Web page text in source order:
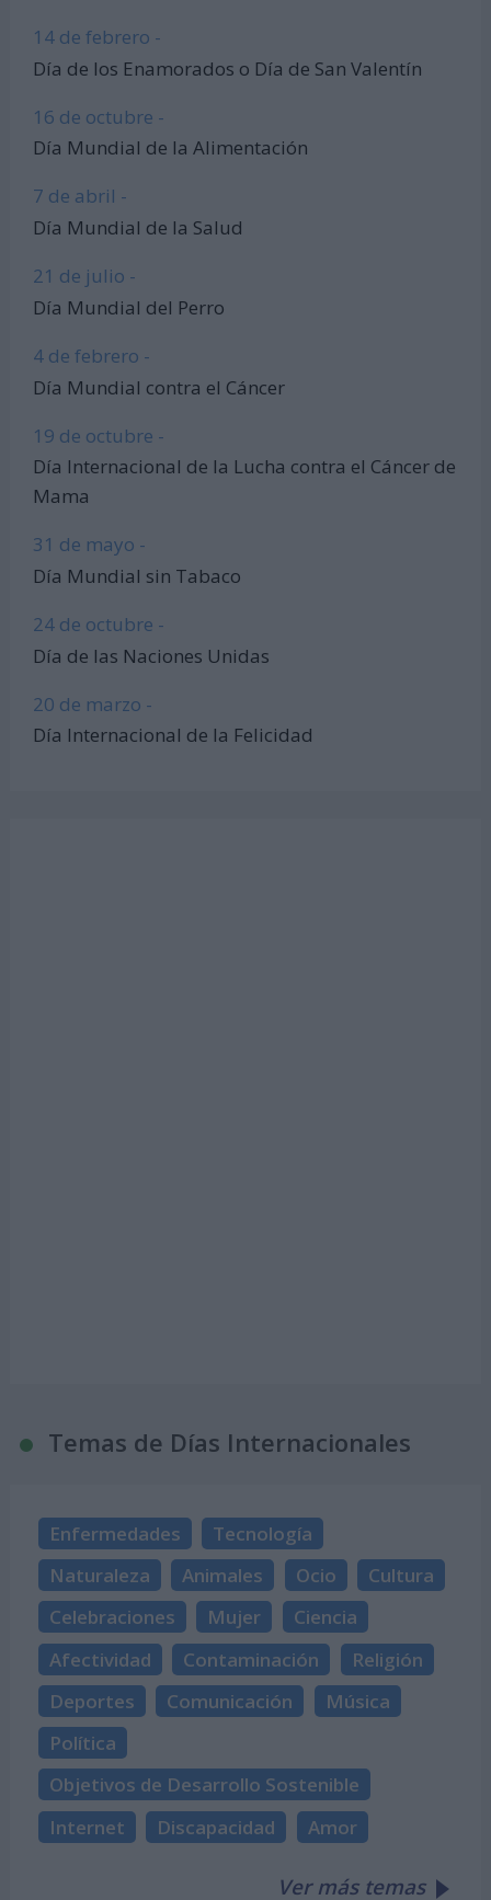
14 de febrero -
Día de los Enamorados o Día de San Valentín
16 de octubre -
Día Mundial de la Alimentación
7 de abril -
Día Mundial de la Salud
21 de julio -
Día Mundial del Perro
4 de febrero -
Día Mundial contra el Cáncer
19 de octubre -
Día Internacional de la Lucha contra el Cáncer de
Mama
31 de mayo -
Día Mundial sin Tabaco
24 de octubre -
Día de las Naciones Unidas
20 de marzo -
Día Internacional de la Felicidad
Temas de Días Internacionales
Enfermedades
Tecnología
Naturaleza
Animales Ocio
Cultura
Celebraciones
Mujer
Ciencia
Afectividad
Contaminación
Religión
Deportes
Comunicación
Música
Política
Objetivos de Desarrollo Sostenible
Internet
Discapacidad Amor
Ver más temas